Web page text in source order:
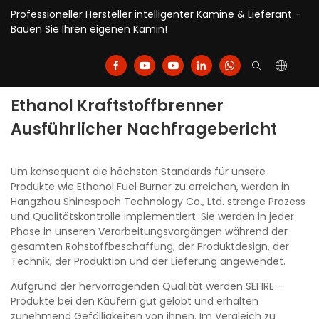
Professioneller Hersteller intelligenter Kamine & Lieferant -
Bauen Sie Ihren eigenen Kamin!
Ethanol Kraftstoffbrenner
Ausführlicher Nachfragebericht
Um konsequent die höchsten Standards für unsere
Produkte wie Ethanol Fuel Burner zu erreichen, werden in
Hangzhou Shinespoch Technology Co., Ltd. strenge Prozess
und Qualitätskontrolle implementiert. Sie werden in jeder
Phase in unseren Verarbeitungsvorgängen während der
gesamten Rohstoffbeschaffung, der Produktdesign, der
Technik, der Produktion und der Lieferung angewendet.
Aufgrund der hervorragenden Qualität werden SEFIRE -
Produkte bei den Käufern gut gelobt und erhalten
zunehmend Gefälligkeiten von ihnen. Im Vergleich zu